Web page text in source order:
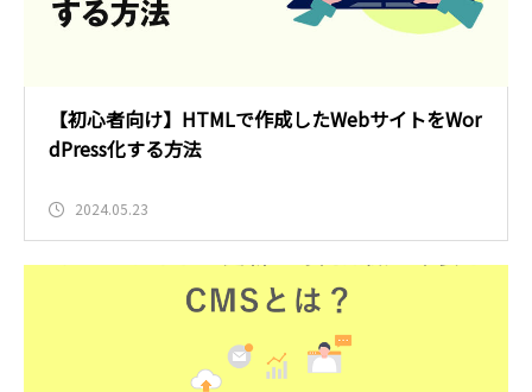
【初心者向け】HTMLで作成したWebサイトをWor
dPress化する方法
2024.05.23